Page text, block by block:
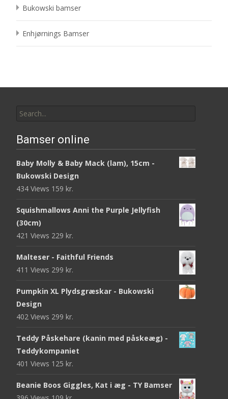
Bukowski bamser
Enhjørnings Bamser
for:
Bamser online
Baby Molly & Baby Mack (lam), 15cm -
Bukowski Design
434 Views 159 kr.
Squishmallows Anni the Purple Jellyfish
(30cm)
421 Views 229 kr.
Malteser - Faithful Friends
411 Views 299 kr.
Pumpkin XL Plydsgræskar - Bukowski
Design
402 Views 299 kr.
Teddy Påskehare (kanin med påskeæg) -
Teddykompaniet
401 Views 125 kr.
Beanie Boos Giggles, Kat i æg - TY Bamser